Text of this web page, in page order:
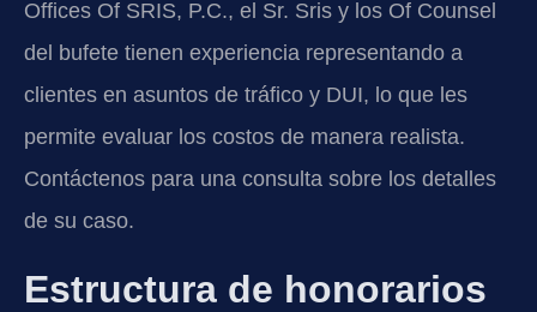
Offices Of SRIS, P.C., el Sr. Sris y los Of Counsel
del bufete tienen experiencia representando a
clientes en asuntos de tráfico y DUI, lo que les
permite evaluar los costos de manera realista.
Contáctenos para una consulta sobre los detalles
de su caso.
Estructura de honorarios